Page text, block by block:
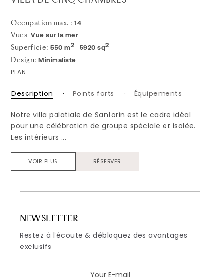
Description Points forts Équipements
Notre villa palatiale de Santorin est le cadre idéal
pour une célébration de groupe spéciale et isolée.
Les intérieurs ...
VOIR PLUS RÉSERVER
Occupation max. :14
Vues:Vue sur la mer
Superficie:550 m2 5920 sq2
Design:Minimaliste
PLAN
NEWSLETTER
Restez à l’écoute & débloquez des avantages
exclusifs